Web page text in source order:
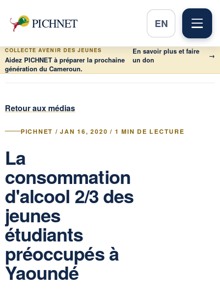
PICHNET EN
COLLECTE AVENIR DES JEUNES
Aidez PICHNET à préparer la prochaine
génération du Cameroun.
En savoir plus et faire
un don
→
Retour aux médias
PICHNET / JAN 16, 2020 / 1 MIN DE LECTURE
La
consommation
d'alcool 2/3 des
jeunes
étudiants
préoccupés à
Yaoundé